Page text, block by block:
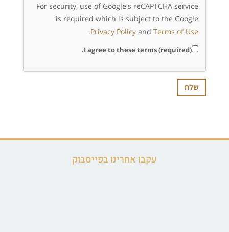
For security, use of Google's reCAPTCHA service
is required which is subject to the Google
Privacy Policy and Terms of Use
.
I agree to these terms (required).
עקבו אחרינו בפייסבוק